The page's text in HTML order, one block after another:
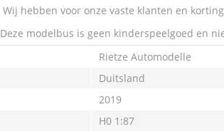
Wij hebben voor onze vaste klanten en
Deze modelbus is geen kinderspeelgoed en
Rietze Automodelle
Duitsland
2019
H0 1:87